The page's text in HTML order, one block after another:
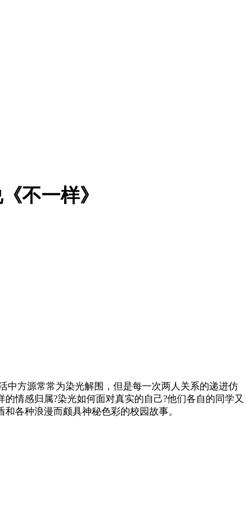
不一样》
中方源常常为染光解围，但是每一次两人关系的递进仿
情感归属?染光如何面对真实的自己?他们各自的同学又
各种浪漫而颇具神秘色彩的校园故事。